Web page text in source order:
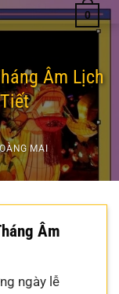
0
Âm Lịch
MAI
Âm
ngày lễ